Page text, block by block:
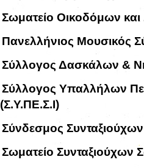
Σωματείο Οικοδόμων
Πανελλήνιος Μουσικός
Σύλλογος Δασκάλων &
Σύλλογος Υπαλλήλων
(Σ.Υ.ΠΕ.Σ.Ι)
Σύνδεσμος
Σωματείο Συνταξιούχων